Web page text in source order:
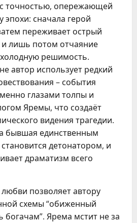
точностью, опережающей
эпохи: сначала герой
переживает острый
и лишь потом отчаяние
холодную решимость.
автор использует редкий
– события
глазами толпы и
Яремы, что создаёт
видения трагедии.
бывшая единственным
детонатором, и
драматизм всего
позволяет автору
схемы “обиженный
богачам”. Ярема мстит не за